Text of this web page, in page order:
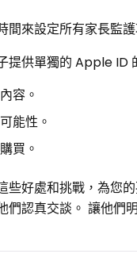
間來設定所有家長監
提供單獨的 Apple ID
容。
能性。
買。
些好處和挑戰，為您
們認真交談。 讓他們